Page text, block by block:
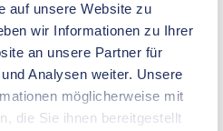
auf unsere Website zu
wir Informationen zu Ihrer
an unsere Partner für
Analysen weiter. Unsere
möglicherweise mit
die Sie ihnen bereitgestellt
Preise nach Login
sichtbar.